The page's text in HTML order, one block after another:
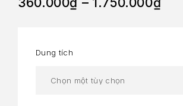
Dung tích